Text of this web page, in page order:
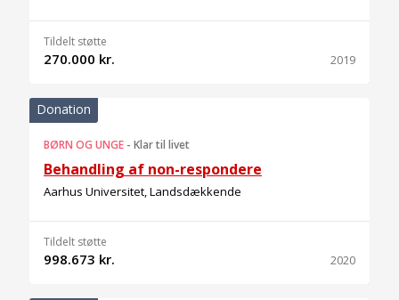
Tildelt støtte
270.000 kr. 2019
Donation
BØRN OG UNGE - Klar til livet
Behandling af non-respondere
Aarhus Universitet, Landsdækkende
Tildelt støtte
998.673 kr. 2020